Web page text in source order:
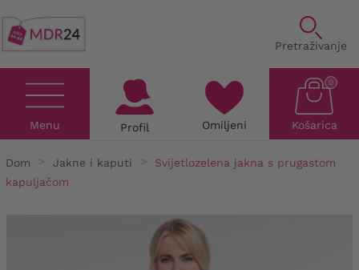
Pretraživanje
Menu Profil Omiljeni Košarica
0
Dom Jakne i kaputi
Svijetlozelena jakna s prugastom
kapuljačom